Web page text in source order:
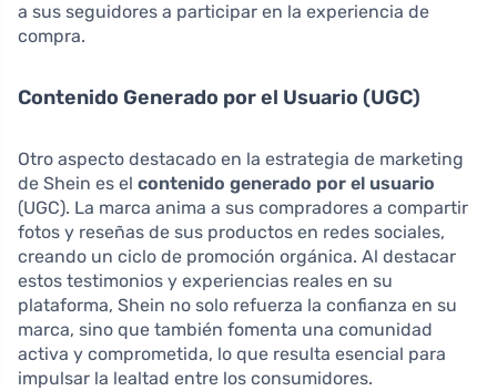
a sus seguidores a participar en la experiencia de
compra.
Contenido Generado por el Usuario (UGC)
Otro aspecto destacado en la estrategia de marketing
de Shein es el contenido generado por el usuario
(UGC). La marca anima a sus compradores a compartir
fotos y reseñas de sus productos en redes sociales,
creando un ciclo de promoción orgánica. Al destacar
estos testimonios y experiencias reales en su
plataforma, Shein no solo refuerza la confianza en su
marca, sino que también fomenta una comunidad
activa y comprometida, lo que resulta esencial para
impulsar la lealtad entre los consumidores.